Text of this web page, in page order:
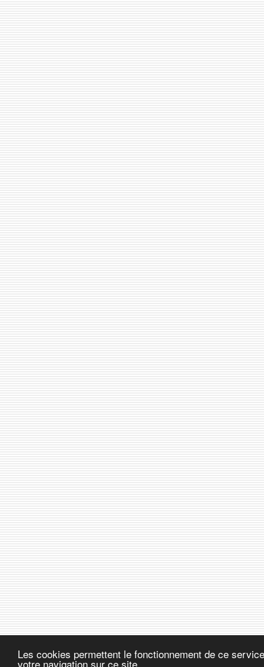
Les cookies permettent le fonctionnement de ce
votre navigation sur ce site.